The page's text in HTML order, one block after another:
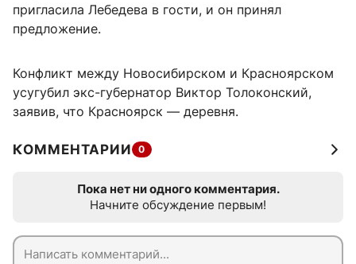
пригласила Лебедева в гости, и он принял
предложение.
Конфликт между Новосибирском и Красноярском
усугубил экс-губернатор Виктор Толоконский,
заявив, что Красноярск — деревня.
КОММЕНТАРИИ 0
Пока нет ни одного комментария.
Начните обсуждение первым!